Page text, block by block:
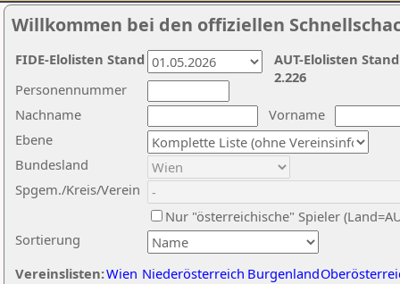
Willkommen bei den offiziellen
Nachname
Vorname
Ebene
Sortierung
Personennummer
Bundesland
Spgem./Kreis/Verein
Nur "österreichische" Spieler
Vereinslisten:Wien Niederösterreich Burgenland
AUT-Elolisten
2.226
FIDE-Elolisten Stand